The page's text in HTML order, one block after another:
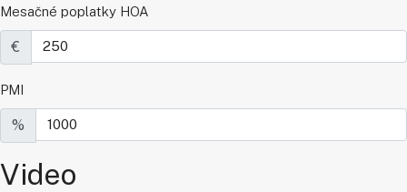
Mesačné poplatky HOA
€
PMI
%
Video